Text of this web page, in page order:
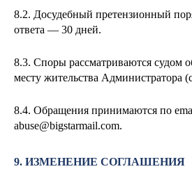
8.2. Досудебный претензионный
ответа — 30 дней.
8.3. Споры рассматриваются судом
месту жительства Администратора
8.4. Обращения принимаются по
abuse@bigstarmail.com.
9. ИЗМЕНЕНИЕ СОГЛАШЕНИЯ